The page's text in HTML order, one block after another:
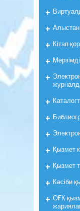
Алыстан
Кiтап
Қызмет
Қызмет
Кәсіби
ОҒК